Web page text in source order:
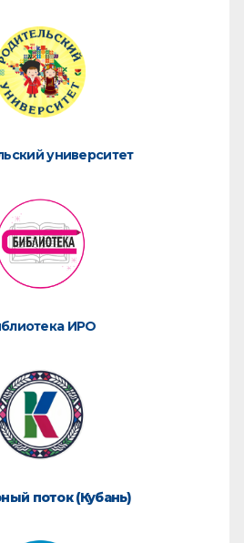
университет
ИРО
поток (Кубань)